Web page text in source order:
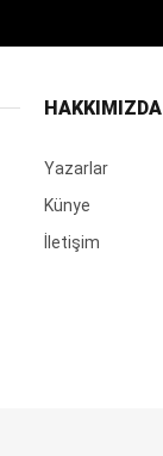
HAKKIMIZDA
Yazarlar
Künye
İletişim